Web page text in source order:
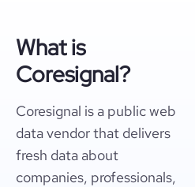
What is
Coresignal?
Coresignal is a public web
data vendor that delivers
fresh data about
companies, professionals,